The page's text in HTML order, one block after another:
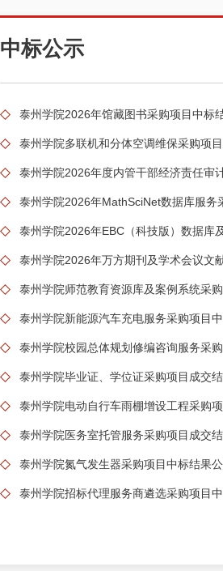
中标公示
泰州学院2026年馆藏图书采购项目中标
泰州学院多联机和分体空调维保采购项
泰州学院2026年度内管干部经济责任审
泰州学院2026年MathSciNet数据库服务
泰州学院2026年EBC（科技版）数据库
泰州学院2026年万方期刊及学术会议文
泰州学院师范教育资源库及案例系统采
泰州学院新能源汽车充电服务采购项目
泰州学院校园总体规划修编咨询服务采
泰州学院毕业证、学位证采购项目成交
泰州学院电动自行车雨棚增设工程采购
泰州学院医务室托管服务采购项目成交
泰州学院氮气发生器采购项目中标结果
泰州学院招标代理服务商遴选采购项目